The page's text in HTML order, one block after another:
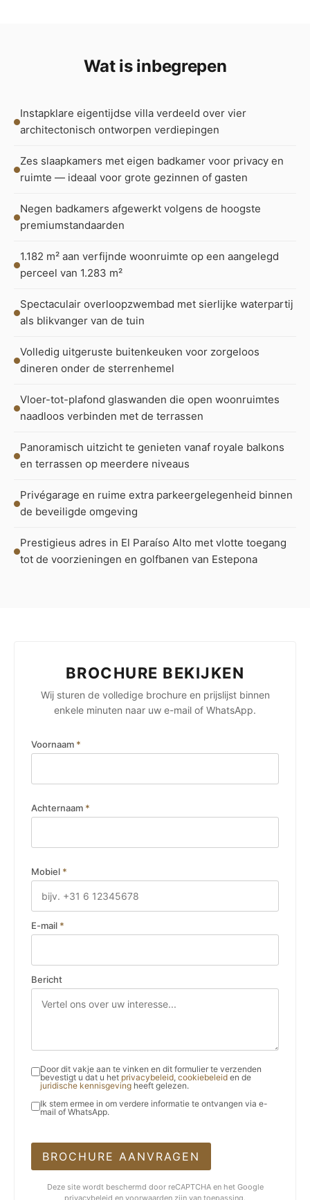
Wat is inbegrepen
Instapklare eigentijdse villa verdeeld over vier
architectonisch ontworpen verdiepingen
Zes slaapkamers met eigen badkamer voor privacy en
ruimte — ideaal voor grote gezinnen of gasten
Negen badkamers afgewerkt volgens de hoogste
premiumstandaarden
1.182 m² aan verfijnde woonruimte op een aangelegd
perceel van 1.283 m²
Spectaculair overloopzwembad met sierlijke waterpartij
als blikvanger van de tuin
Volledig uitgeruste buitenkeuken voor zorgeloos
dineren onder de sterrenhemel
Vloer-tot-plafond glaswanden die open woonruimtes
naadloos verbinden met de terrassen
Panoramisch uitzicht te genieten vanaf royale balkons
en terrassen op meerdere niveaus
Privégarage en ruime extra parkeergelegenheid binnen
de beveiligde omgeving
Prestigieus adres in El Paraíso Alto met vlotte toegang
tot de voorzieningen en golfbanen van Estepona
BROCHURE BEKIJKEN
Wij sturen de volledige brochure en prijslijst binnen
enkele minuten naar uw e-mail of WhatsApp.
Voornaam *
Achternaam *
Mobiel *
E-mail *
Bericht
Door dit vakje aan te vinken en dit formulier te verzenden
bevestigt u dat u het privacybeleid, cookiebeleid en de
juridische kennisgeving heeft gelezen.
Ik stem ermee in om verdere informatie te ontvangen via e-
mail of WhatsApp.
BROCHURE AANVRAGEN
Deze site wordt beschermd door reCAPTCHA en het Google
privacybeleid en voorwaarden zijn van toepassing.